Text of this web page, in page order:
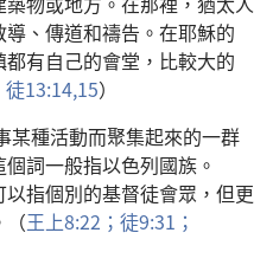
導 、 傳道和禱告 。 在耶穌的
都有自己的會堂 ， 比較大的
徒13:14,15）
某種活動而聚集起來的一群
個詞一般指以色列國族 。
以指個別的基督徒會眾 ， 但更
（王上8:22； 徒9:31；